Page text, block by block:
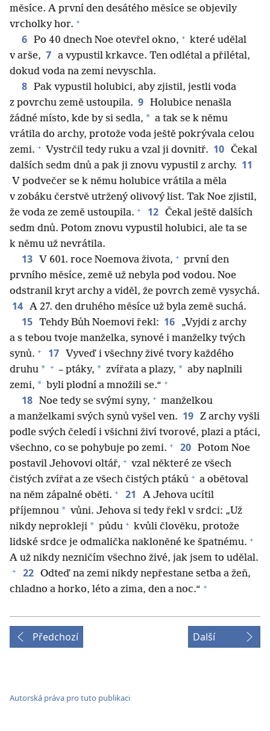
měsíce. A první den desátého měsíce se objevily
vrcholky hor. +
6 Po 40 dnech Noe otevřel okno, + které udělal
v arše, 7 a vypustil krkavce. Ten odlétal a přilétal,
dokud voda na zemi nevyschla.
8 Pak vypustil holubici, aby zjistil, jestli voda
z povrchu země ustoupila. 9 Holubice nenašla
žádné místo, kde by si sedla, * a tak se k němu
vrátila do archy, protože voda ještě pokrývala celou
zemi. + Vystrčil tedy ruku a vzal ji dovnitř. 10 Čekal
dalších sedm dnů a pak ji znovu vypustil z archy. 11
V podvečer se k němu holubice vrátila a měla
v zobáku čerstvě utržený olivový list. Tak Noe zjistil,
že voda ze země ustoupila. + 12 Čekal ještě dalších
sedm dnů. Potom znovu vypustil holubici, ale ta se
k němu už nevrátila.
13 V 601. roce Noemova života, + první den
prvního měsíce, země už nebyla pod vodou. Noe
odstranil kryt archy a viděl, že povrch země vysychá.
14 A 27. den druhého měsíce už byla země suchá.
15 Tehdy Bůh Noemovi řekl: 16
„Vyjdi z archy
a s tebou tvoje manželka, synové i manželky tvých
synů. + 17
Vyveď i všechny živé tvory každého
druhu * + – ptáky, * zvířata a plazy, * aby naplnili
zemi, * byli plodní a množili se.“ +
18 Noe tedy se svými syny, + manželkou
a manželkami svých synů vyšel ven. 19 Z archy vyšli
podle svých čeledí i všichni živí tvorové, plazi a ptáci,
všechno, co se pohybuje po zemi. + 20 Potom Noe
postavil Jehovovi oltář, + vzal některé ze všech
čistých zvířat a ze všech čistých ptáků + a obětoval
na něm zápalné oběti. + 21
A Jehova ucítil
příjemnou * vůni. Jehova si tedy řekl v srdci: „Už
nikdy neprokleji * půdu + kvůli člověku, protože
lidské srdce je odmalička nakloněné ke špatnému. +
A už nikdy nezničím všechno živé, jak jsem to udělal.
+ 22 Odteď na zemi nikdy nepřestane setba a žeň,
chladno a horko, léto a zima, den a noc.“ +
Předchozí Další
Autorská práva pro tuto publikaci